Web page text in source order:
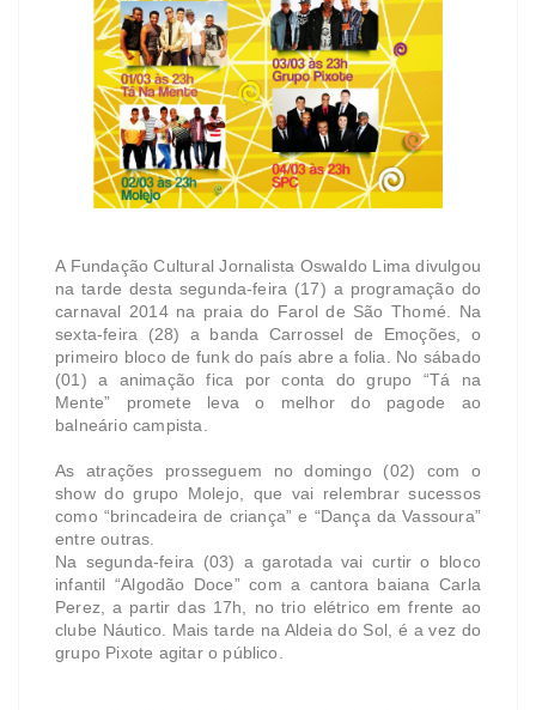
A Fundação Cultural Jornalista Oswaldo Lima divulgou
na tarde desta segunda-feira (17) a programação do
carnaval 2014 na praia do Farol de São Thomé. Na
sexta-feira (28) a banda Carrossel de Emoções, o
primeiro bloco de funk do país abre a folia. No sábado
(01) a animação fica por conta do grupo “Tá na
Mente” promete leva o melhor do pagode ao
balneário campista.
As atrações prosseguem no domingo (02) com o
show do grupo Molejo, que vai relembrar sucessos
como “brincadeira de criança” e “Dança da Vassoura”
entre outras.
Na segunda-feira (03) a garotada vai curtir o bloco
infantil “Algodão Doce” com a cantora baiana Carla
Perez, a partir das 17h, no trio elétrico em frente ao
clube Náutico. Mais tarde na Aldeia do Sol, é a vez do
grupo Pixote agitar o público.